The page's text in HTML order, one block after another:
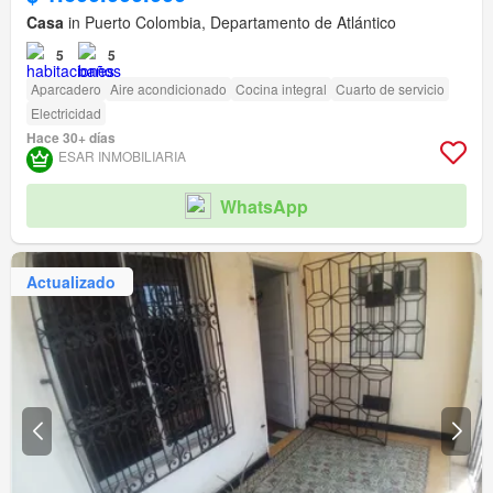
Casa in Puerto Colombia, Departamento de Atlántico
5 5
Aparcadero Aire acondicionado Cocina integral Cuarto de servicio
Electricidad
Hace 30+ días
ESAR INMOBILIARIA
WhatsApp
Actualizado